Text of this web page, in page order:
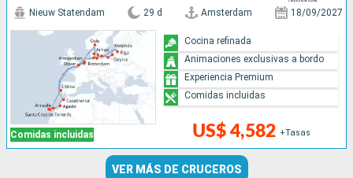
Comidas incluidas
Nieuw Statendam 29 d Amsterdam 18/09/2027
US$ 4,582 +Tasas
Cocina refinada
Animaciones exclusivas a bordo
Experiencia Premium
Comidas incluidas
VER MÁS DE CRUCEROS